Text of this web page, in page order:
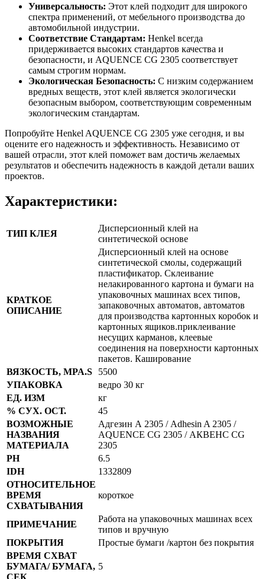
Универсальность: Этот клей подходит для широкого
спектра применений, от мебельного производства до
автомобильной индустрии.
Соответствие Стандартам: Henkel всегда
придерживается высоких стандартов качества и
безопасности, и AQUENCE CG 2305 соответствует
самым строгим нормам.
Экологическая Безопасность: С низким содержанием
вредных веществ, этот клей является экологически
безопасным выбором, соответствующим современным
экологическим стандартам.
Попробуйте Henkel AQUENCE CG 2305 уже сегодня, и вы
оцените его надежность и эффективность. Независимо от
вашей отрасли, этот клей поможет вам достичь желаемых
результатов и обеспечить надежность в каждой детали ваших
проектов.
Характеристики:
ТИП КЛЕЯ
Дисперсионный клей на
синтетической основе
КРАТКОЕ
ОПИСАНИЕ
Дисперсионный клей на основе
синтетической смолы, содержащий
пластификатор. Склеивание
нелакированного картона и бумаги на
упаковочных машинах всех типов,
запаковочных автоматов, автоматов
для производства картонных коробок и
картонных ящиков.приклеивание
несущих карманов, клеевые
соединения на поверхности картонных
пакетов. Каширование
ВЯЗКОСТЬ, MPA.S
5500
УПАКОВКА
ведро 30 кг
ЕД. ИЗМ
кг
% СУХ. ОСТ.
45
ВОЗМОЖНЫЕ
НАЗВАНИЯ
МАТЕРИАЛА
Адгезин А 2305 / Adhesin A 2305 /
AQUENCE CG 2305 / АКВЕНС CG
2305
PH
6.5
IDH
1332809
ОТНОСИТЕЛЬНОЕ
ВРЕМЯ
СХВАТЫВАНИЯ
короткое
ПРИМЕЧАНИЕ
Работа на упаковочных машинах всех
типов и вручную
ПОКРЫТИЯ
Простые бумаги /картон без покрытия
ВРЕМЯ СХВАТ
БУМАГА/ БУМАГА,
СЕК
5